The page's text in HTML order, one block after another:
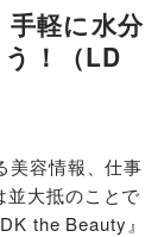
軽に水分
！（LD
美容情報、仕事
並大抵のことで
the Beauty』